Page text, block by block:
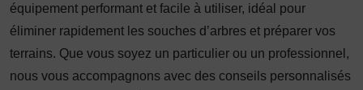
équipement performant et facile à utiliser, idéal pour
éliminer rapidement les souches d’arbres et préparer vos
terrains. Que vous soyez un particulier ou un professionnel,
nous vous accompagnons avec des conseils personnalisés